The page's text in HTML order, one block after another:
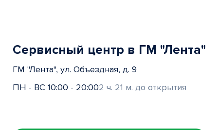
Сервисный центр в ГМ "Лента"
ГМ "Лента", ул. Объездная, д. 9
ПН - ВС 10:00 - 20:002 ч. 21 м. до открытия